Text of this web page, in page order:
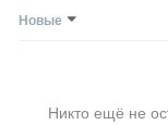
Новые
Никто ещё не